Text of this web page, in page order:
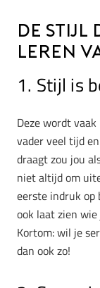
De stijl
leren
1. Stijl is
Deze wordt
vader veel tijd
draagt zou jou
niet altijd om
eerste indruk op
ook laat zien
Kortom: wil je
dan ook zo!